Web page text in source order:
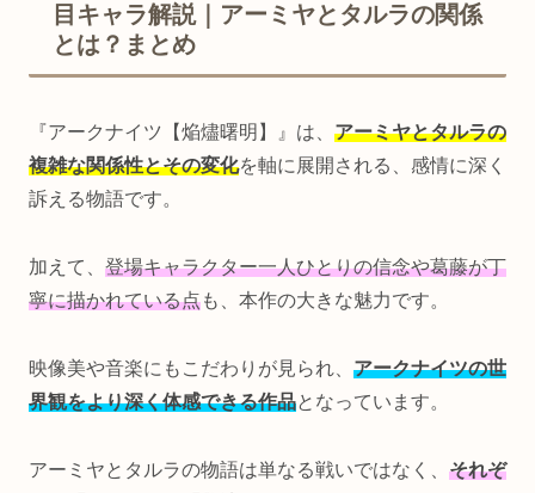
目キャラ解説｜アーミヤとタルラの関係
とは？まとめ
『アークナイツ【焔燼曙明】』は、 アーミヤとタルラの
複雑な関係性とその変化を軸に展開される、感情に深く
訴える物語です。
加えて、 登場キャラクター一人ひとりの信念や葛藤が丁
寧に描かれている点も、本作の大きな魅力です。
映像美や音楽にもこだわりが見られ、 アークナイツの世
界観をより深く体感できる作品となっています。
アーミヤとタルラの物語は単なる戦いではなく、 それぞ